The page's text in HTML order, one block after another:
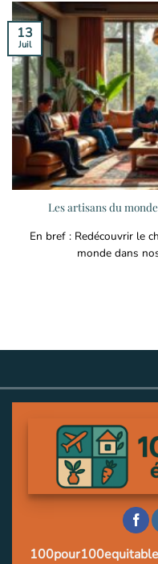
Les artisans du
En bref : Redécouvrir le
monde dans
13
Juil